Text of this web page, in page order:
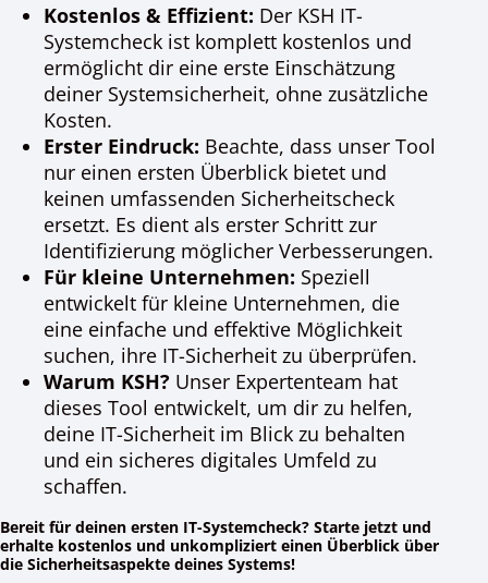
Kostenlos & Effizient: Der KSH IT-
Systemcheck ist komplett kostenlos und
ermöglicht dir eine erste Einschätzung
deiner Systemsicherheit, ohne zusätzliche
Kosten.
Erster Eindruck: Beachte, dass unser Tool
nur einen ersten Überblick bietet und
keinen umfassenden Sicherheitscheck
ersetzt. Es dient als erster Schritt zur
Identifizierung möglicher Verbesserungen.
Für kleine Unternehmen: Speziell
entwickelt für kleine Unternehmen, die
eine einfache und effektive Möglichkeit
suchen, ihre IT-Sicherheit zu überprüfen.
Warum KSH? Unser Expertenteam hat
dieses Tool entwickelt, um dir zu helfen,
deine IT-Sicherheit im Blick zu behalten
und ein sicheres digitales Umfeld zu
schaffen.
Bereit für deinen ersten IT-Systemcheck? Starte jetzt und
erhalte kostenlos und unkompliziert einen Überblick über
die Sicherheitsaspekte deines Systems!